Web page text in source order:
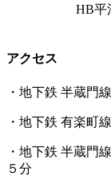
HB平
アクセス
・地下鉄 半蔵門
・地下鉄 有楽町
・地下鉄 半蔵門
５分